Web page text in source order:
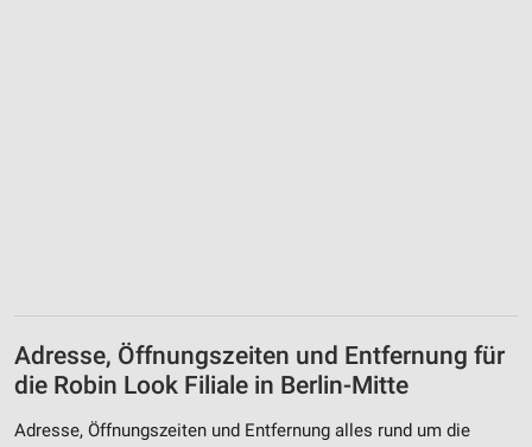
Adresse, Öffnungszeiten und Entfernung für
die Robin Look Filiale in Berlin-Mitte
Adresse, Öffnungszeiten und Entfernung alles rund um die